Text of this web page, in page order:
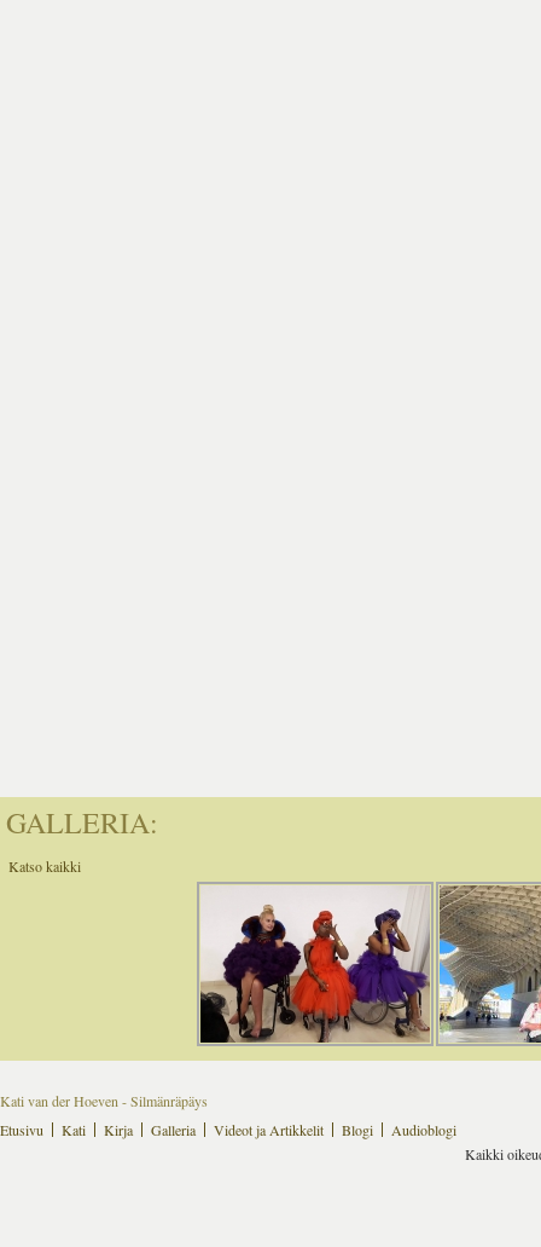
GALLERIA:
Katso kaikki
Kati van der Hoeven - Silmänräpäys
Etusivu
Kati Kirja Galleria Videot ja Artikkelit Blogi
Audioblogi
Kaikki